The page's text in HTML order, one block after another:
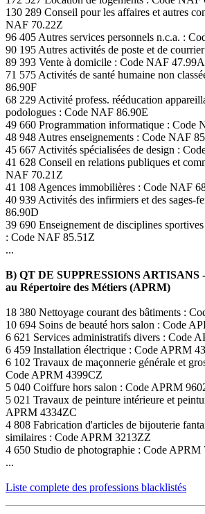
130 289 Conseil pour les affaires et autres
NAF 70.22Z
96 405 Autres services personnels n.c.a. :
90 195 Autres activités de poste et de
89 393 Vente à domicile : Code NAF 47.99A
71 575 Activités de santé humaine non
86.90F
68 229 Activité profess. rééducation
podologues : Code NAF 86.90E
49 660 Programmation informatique : Code
48 948 Autres enseignements : Code NAF
45 667 Activités spécialisées de design :
41 628 Conseil en relations publiques et
NAF 70.21Z
41 108 Agences immobilières : Code NAF
40 939 Activités des infirmiers et des sages-
86.90D
39 690 Enseignement de disciplines
: Code NAF 85.51Z
...
B) QT DE SUPPRESSIONS ARTISANS
au Répertoire des Métiers (APRM)
18 380 Nettoyage courant des bâtiments :
10 694 Soins de beauté hors salon : Code
6 621 Services administratifs divers : Code
6 459 Installation électrique : Code APRM
6 102 Travaux de maçonnerie générale et
Code APRM 4399CZ
5 040 Coiffure hors salon : Code APRM
5 021 Travaux de peinture intérieure et
APRM 4334ZC
4 808 Fabrication d'articles de bijouterie
similaires : Code APRM 3213ZZ
4 650 Studio de photographie : Code APRM
...
Liste complete des professions blacklistés